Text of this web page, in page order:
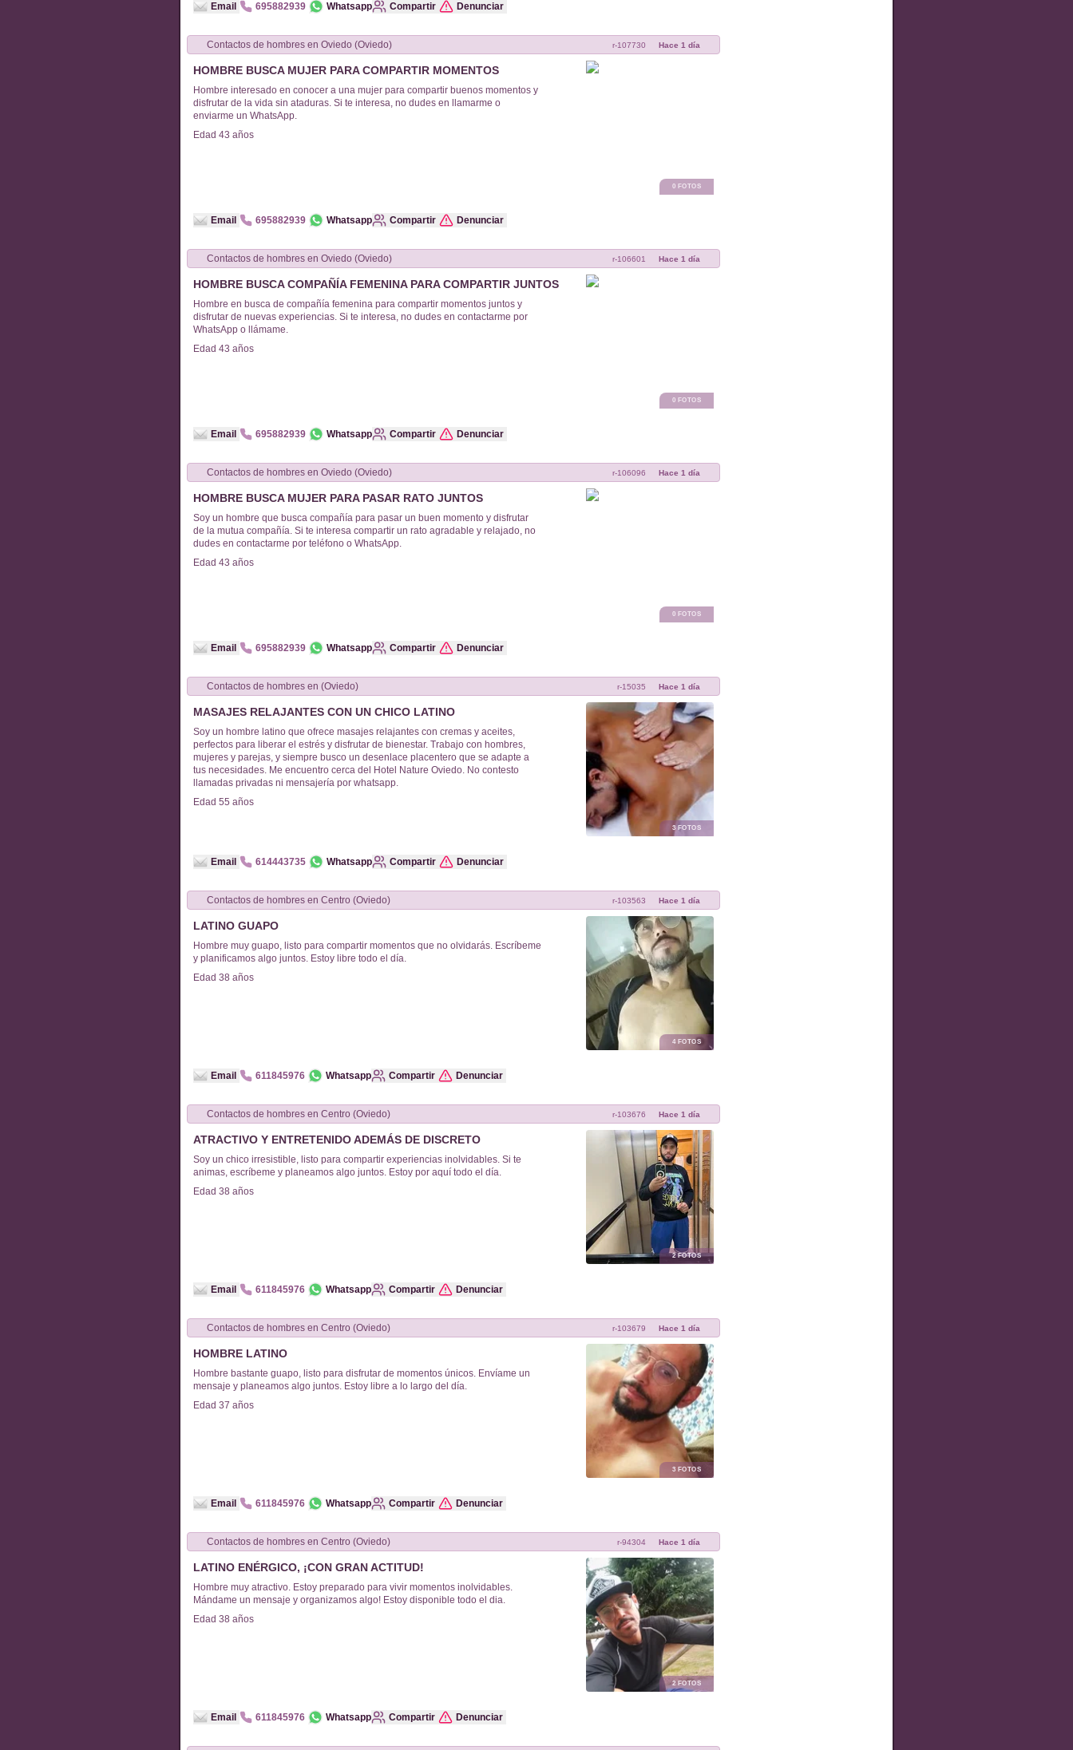
Email 695882939 Whatsapp Compartir Denunciar
Contactos de hombres en Oviedo (Oviedo) r-107730 Hace 1 día
HOMBRE BUSCA MUJER PARA COMPARTIR MOMENTOS
Hombre interesado en conocer a una mujer para compartir buenos momentos y
disfrutar de la vida sin ataduras. Si te interesa, no dudes en llamarme o
enviarme un WhatsApp.
Edad 43 años
0 FOTOS
Email 695882939 Whatsapp Compartir Denunciar
Contactos de hombres en Oviedo (Oviedo) r-106601 Hace 1 día
HOMBRE BUSCA COMPAÑÍA FEMENINA PARA COMPARTIR JUNTOS
Hombre en busca de compañía femenina para compartir momentos juntos y
disfrutar de nuevas experiencias. Si te interesa, no dudes en contactarme por
WhatsApp o llámame.
Edad 43 años
0 FOTOS
Email 695882939 Whatsapp Compartir Denunciar
Contactos de hombres en Oviedo (Oviedo) r-106096 Hace 1 día
HOMBRE BUSCA MUJER PARA PASAR RATO JUNTOS
Soy un hombre que busca compañía para pasar un buen momento y disfrutar
de la mutua compañía. Si te interesa compartir un rato agradable y relajado, no
dudes en contactarme por teléfono o WhatsApp.
Edad 43 años
0 FOTOS
Email 695882939 Whatsapp Compartir Denunciar
Contactos de hombres en (Oviedo) r-15035 Hace 1 día
MASAJES RELAJANTES CON UN CHICO LATINO
Soy un hombre latino que ofrece masajes relajantes con cremas y aceites,
perfectos para liberar el estrés y disfrutar de bienestar. Trabajo con hombres,
mujeres y parejas, y siempre busco un desenlace placentero que se adapte a
tus necesidades. Me encuentro cerca del Hotel Nature Oviedo. No contesto
llamadas privadas ni mensajería por whatsapp.
Edad 55 años
3FOTOS
Email 614443735 Whatsapp Compartir Denunciar
Contactos de hombres en Centro (Oviedo) r-103563 Hace 1 día
LATINO GUAPO
Hombre muy guapo, listo para compartir momentos que no olvidarás. Escríbeme
y planificamos algo juntos. Estoy libre todo el día.
Edad 38 años
4FOTOS
Email 611845976 Whatsapp Compartir Denunciar
Contactos de hombres en Centro (Oviedo) r-103676 Hace 1 día
ATRACTIVO Y ENTRETENIDO ADEMÁS DE DISCRETO
Soy un chico irresistible, listo para compartir experiencias inolvidables. Si te
animas, escríbeme y planeamos algo juntos. Estoy por aquí todo el día.
Edad 38 años
2FOTOS
Email 611845976 Whatsapp Compartir Denunciar
Contactos de hombres en Centro (Oviedo) r-103679 Hace 1 día
HOMBRE LATINO
Hombre bastante guapo, listo para disfrutar de momentos únicos. Envíame un
mensaje y planeamos algo juntos. Estoy libre a lo largo del día.
Edad 37 años
3 FOTOS
Email 611845976 Whatsapp Compartir Denunciar
Contactos de hombres en Centro (Oviedo) r-94304 Hace 1 día
LATINO ENÉRGICO, ¡CON GRAN ACTITUD!
Hombre muy atractivo. Estoy preparado para vivir momentos inolvidables.
Mándame un mensaje y organizamos algo! Estoy disponible todo el dia.
Edad 38 años
2FOTOS
Email 611845976 Whatsapp Compartir Denunciar